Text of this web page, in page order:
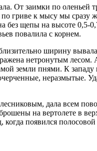
От заимки по
гриве к мысу мы
без щепы на высоте 0,5-
повалила с корнем.
ширину вывала
нетронутым лесом.
земли пнями. К
неразмытые.
дала всем
на вертолете в
появился